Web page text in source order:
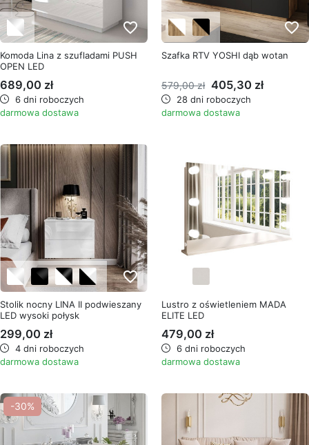
favorite_border
Komoda Lina z szufladami PUSH
OPEN LED
689,00 zł
6 dni roboczych
darmowa dostawa
favorite_border
Szafka RTV YOSHI dąb wotan
579,00 zł 405,30 zł
28 dni roboczych
darmowa dostawa
favorite_border
Stolik nocny LINA II podwieszany
LED wysoki połysk
299,00 zł
4 dni roboczych
darmowa dostawa
Lustro z oświetleniem MADA
ELITE LED
479,00 zł
6 dni roboczych
darmowa dostawa
-30%